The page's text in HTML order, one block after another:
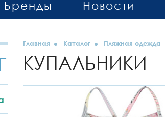
Бренды Новости
Главная Каталог Пляжная одежда
КУПАЛЬНИКИ